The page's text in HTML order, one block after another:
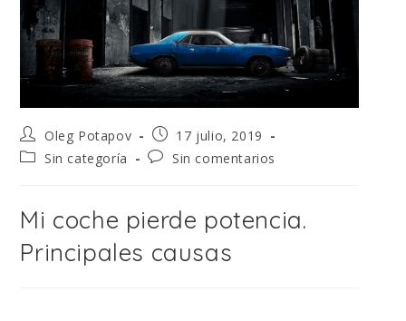
Oleg Potapov
17 julio, 2019
Sin categoría
Sin comentarios
Mi coche pierde potencia.
Principales causas